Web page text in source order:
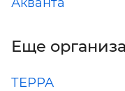
Еще
ТЕРРА